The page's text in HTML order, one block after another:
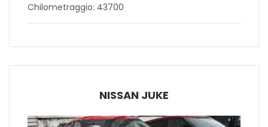
Chilometraggio: 43700
NISSAN JUKE